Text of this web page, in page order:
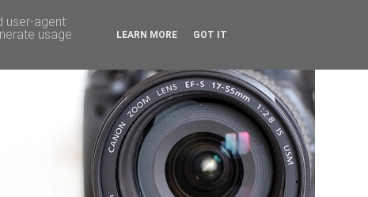
user-agent
usage
LEARN MORE GOT IT